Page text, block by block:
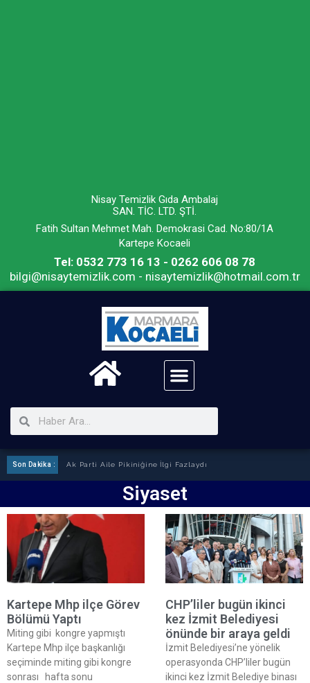
Nisay Temizlik Gıda Ambalaj
SAN. TİC. LTD. ŞTİ.
Fatih Sultan Mehmet Mah. Demokrasi Cad. No:80/1A
Kartepe Kocaeli
Tel: 0532 773 16 13 - 0262 606 08 78
bilgi@nisaytemizlik.com - nisaytemizlik@hotmail.com.tr
Ak Parti Aile Pikiniğine İlgi Fazlaydı
Son Dakika :
Siyaset
Kartepe Mhp ilçe Görev
Bölümü Yaptı
Miting gibi kongre yapmıştı
Kartepe Mhp ilçe başkanlığı
seçiminde miting gibi kongre
sonrası hafta sonu
CHP’liler bugün ikinci
kez İzmit Belediyesi
önünde bir araya geldi
İzmit Belediyesi’ne yönelik
operasyonda CHP’liler bugün
ikinci kez İzmit Belediye binası